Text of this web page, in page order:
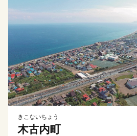
きこないちょう
木古内町